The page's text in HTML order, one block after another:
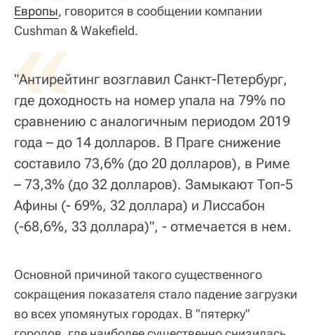
Европы, говорится в сообщении компании
Cushman & Wakefield.
«
"Антирейтинг возглавил Санкт-Петербург,
где доходность на номер упала на 79% по
сравнению с аналогичным периодом 2019
года – до 14 долларов. В Праге снижение
составило 73,6% (до 20 долларов), в Риме
– 73,3% (до 32 долларов). Замыкают Топ-5
Афины (- 69%, 32 доллара) и Лиссабон
(-68,6%, 33 доллара)", - отмечается в нем.
Основной причиной такого существенного
сокращения показателя стало падение загрузки
во всех упомянутых городах. В "пятерку"